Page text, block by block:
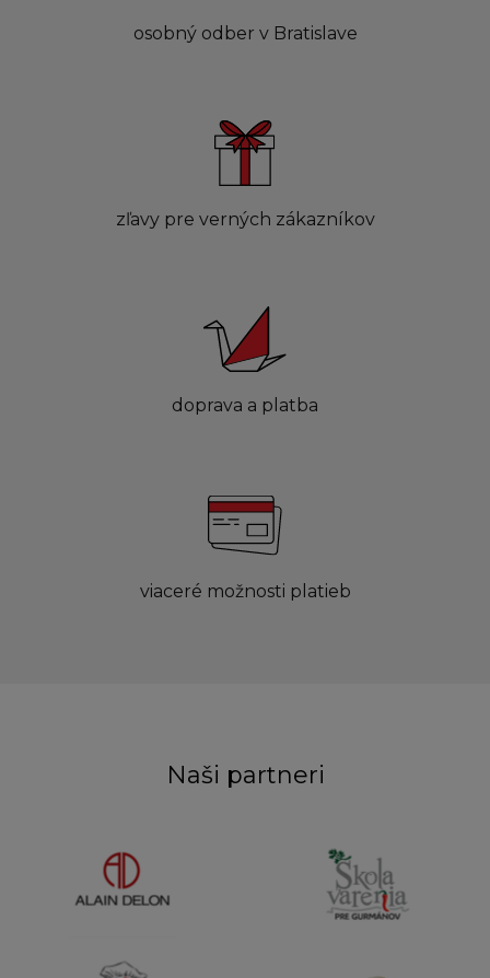
osobný odber v Bratislave
zľavy pre verných zákazníkov
doprava a platba
viaceré možnosti platieb
Naši partneri